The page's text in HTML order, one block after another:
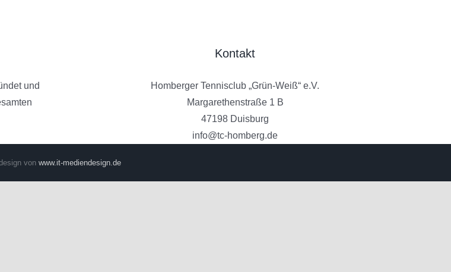
und
Kontakt
Homberger Tennisclub „Grün-Weiß“ e.V.
Margarethenstraße 1 B
47198 Duisburg
info@tc-homberg.de
von www.it-mediendesign.de